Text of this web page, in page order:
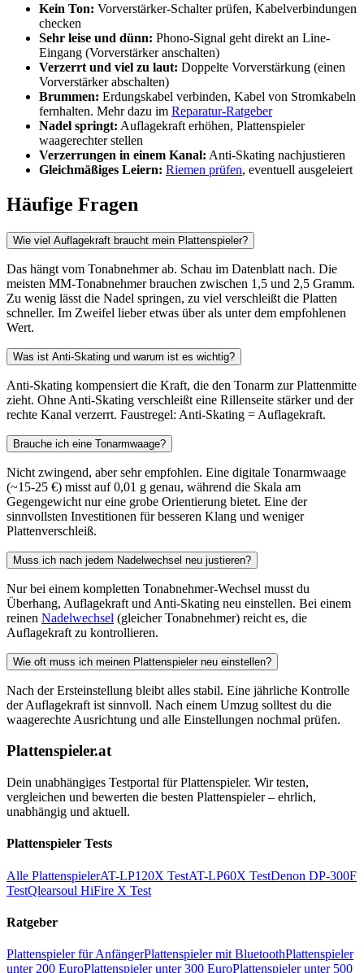
Kein Ton: Vorverstärker-Schalter prüfen, Kabelverbindungen
checken
Sehr leise und dünn: Phono-Signal geht direkt an Line-
Eingang (Vorverstärker anschalten)
Verzerrt und viel zu laut: Doppelte Vorverstärkung (einen
Vorverstärker abschalten)
Brummen: Erdungskabel verbinden, Kabel von Stromkabeln
fernhalten. Mehr dazu im Reparatur-Ratgeber
Nadel springt: Auflagekraft erhöhen, Plattenspieler
waagerechter stellen
Verzerrungen in einem Kanal: Anti-Skating nachjustieren
Gleichmäßiges Leiern: Riemen prüfen, eventuell ausgeleiert
Häufige Fragen
Wie viel Auflagekraft braucht mein Plattenspieler?
Das hängt vom Tonabnehmer ab. Schau im Datenblatt nach. Die
meisten MM-Tonabnehmer brauchen zwischen 1,5 und 2,5 Gramm.
Zu wenig lässt die Nadel springen, zu viel verschleißt die Platten
schneller. Im Zweifel lieber etwas über als unter dem empfohlenen
Wert.
Was ist Anti-Skating und warum ist es wichtig?
Anti-Skating kompensiert die Kraft, die den Tonarm zur Plattenmitte
zieht. Ohne Anti-Skating verschleißt eine Rillenseite stärker und der
rechte Kanal verzerrt. Faustregel: Anti-Skating = Auflagekraft.
Brauche ich eine Tonarmwaage?
Nicht zwingend, aber sehr empfohlen. Eine digitale Tonarmwaage
(~15-25 €) misst auf 0,01 g genau, während die Skala am
Gegengewicht nur eine grobe Orientierung bietet. Eine der
sinnvollsten Investitionen für besseren Klang und weniger
Plattenverschleiß.
Muss ich nach jedem Nadelwechsel neu justieren?
Nur bei einem kompletten Tonabnehmer-Wechsel musst du
Überhang, Auflagekraft und Anti-Skating neu einstellen. Bei einem
reinen Nadelwechsel (gleicher Tonabnehmer) reicht es, die
Auflagekraft zu kontrollieren.
Wie oft muss ich meinen Plattenspieler neu einstellen?
Nach der Ersteinstellung bleibt alles stabil. Eine jährliche Kontrolle
der Auflagekraft ist sinnvoll. Nach einem Umzug solltest du die
waagerechte Ausrichtung und alle Einstellungen nochmal prüfen.
Plattenspieler.at
Dein unabhängiges Testportal für Plattenspieler. Wir testen,
vergleichen und bewerten die besten Plattenspieler – ehrlich,
unabhängig und aktuell.
Plattenspieler Tests
Alle PlattenspielerAT-LP120X TestAT-LP60X TestDenon DP-300F
TestQlearsoul HiFire X Test
Ratgeber
Plattenspieler für AnfängerPlattenspieler mit BluetoothPlattenspieler
unter 200 EuroPlattenspieler unter 300 EuroPlattenspieler unter 500